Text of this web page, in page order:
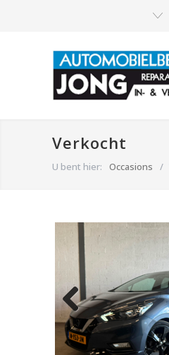
Verkocht
U bent hier: Occasions /
Previous